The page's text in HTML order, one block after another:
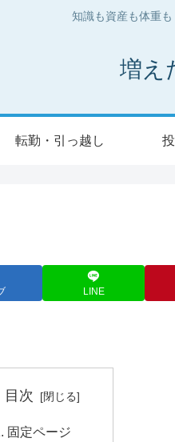
知識も資産も体重
増え
転勤・引っ越し
LINE
目次
固定ページ